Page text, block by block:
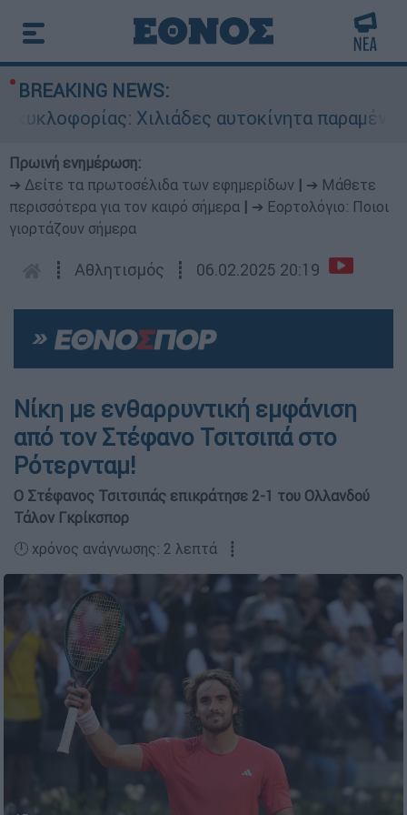
BREAKING NEWS:
Χιλιάδες αυτοκίνητα παραμένουν
Πρωινή ενημέρωση:
➔ Δείτε τα πρωτοσέλιδα των εφημερίδων
➔ Μάθετε
περισσότερα για τον καιρό σήμερα
➔ Εορτολόγιο: Ποιοι
γιορτάζουν σήμερα
┋ Αθλητισμός ┋ 06.02.2025 20:19
Νίκη με ενθαρρυντική εμφάνιση
από τον Στέφανο Τσιτσιπά στο
Ρότερνταμ!
Ο Στέφανος Τσιτσιπάς επικράτησε 2-1 του Ολλανδού
Τάλον Γκρίκσπορ
🕛 χρόνος ανάγνωσης: 2 λεπτά ┋